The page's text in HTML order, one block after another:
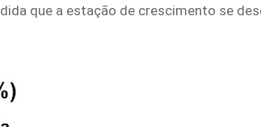
que a estação de crescimento se